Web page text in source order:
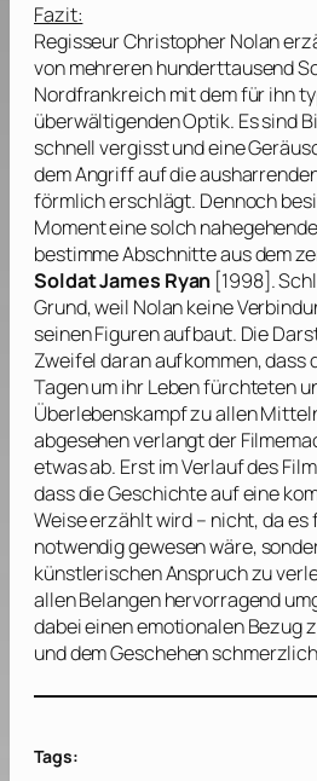
Fazit:
RegisseurChristopher Nolan
von mehreren hunderttausend
Nordfrankreich mit dem für ihn
überwältigenden Optik. Es sind
schnell vergisst und eine
dem Angriff auf die
förmlich erschlägt. Dennoch
Moment eine solch
bestimme Abschnitte aus dem
Soldat James Ryan [1998].
Grund, weil Nolankeine
seinen Figuren aufbaut. Die
Zweifel daran aufkommen, dass
Tagen um ihr Leben fürchteten
Überlebenskampf zu allen
abgesehen verlangt der
etwas ab. Erst im Verlauf des
dass die Geschichte auf eine
Weise erzählt wird – nicht, da es
notwendig gewesen wäre,
künstlerischen Anspruch zu
allen Belangen hervorragend
dabei einen emotionalen Bezug
und dem Geschehen
Tags: